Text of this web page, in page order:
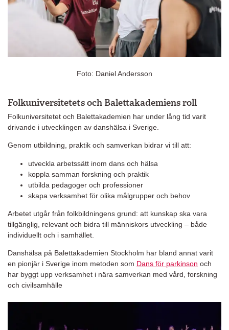
Foto: Daniel Andersson
Folkuniversitetets och Balettakademiens roll
Folkuniversitetet och Balettakademien har under lång tid varit
drivande i utvecklingen av danshälsa i Sverige.
Genom utbildning, praktik och samverkan bidrar vi till att:
utveckla arbetssätt inom dans och hälsa
koppla samman forskning och praktik
utbilda pedagoger och professioner
skapa verksamhet för olika målgrupper och behov
Arbetet utgår från folkbildningens grund: att kunskap ska vara
tillgänglig, relevant och bidra till människors utveckling – både
individuellt och i samhället.
Danshälsa på Balettakademien Stockholm har bland annat varit
en pionjär i Sverige inom metoden som Dans för parkinson och
har byggt upp verksamhet i nära samverkan med vård, forskning
och civilsamhälle